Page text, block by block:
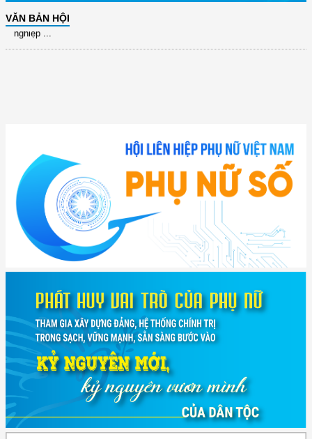
VĂN BẢN HỘI
(2415/QĐ-TTg) Quyết định về việc phê duyệt Đề án Hỗ trợ Phụ nữ khởi
nghiệp ...